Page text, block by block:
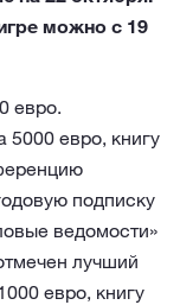
можно с 19
евро.
5000 евро, книгу
подписку
ведомости»
лучший
евро, книгу